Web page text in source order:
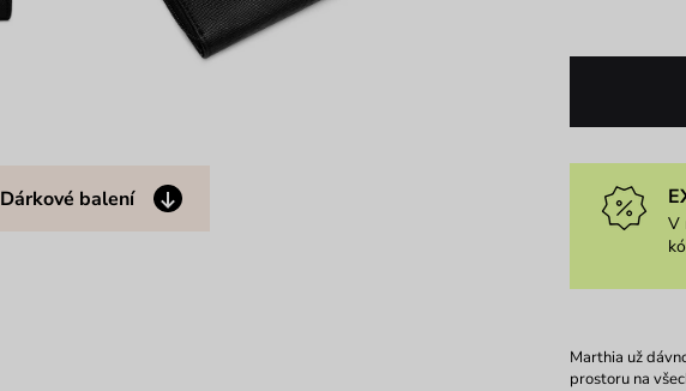
Dárkové balení
V
Marthia už
prostoru na